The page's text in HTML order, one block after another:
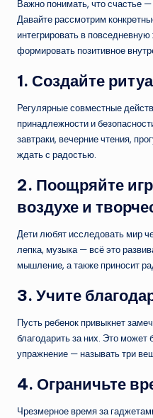
Важно понимать, что счастье
Давайте рассмотрим
интегрировать в
формировать позитивное
1. Создайте
Регулярные совместные
принадлежности и
завтраки, вечерние чтения,
ждать с радостью.
2. Поощряйте
воздухе и
Дети любят исследовать мир
лепка, музыка — всё это
мышление, а также приносит
3. Учите
Пусть ребенок привыкнет
благодарить за них. Это может
упражнение — называть три
4. Ограничьте
Чрезмерное время за